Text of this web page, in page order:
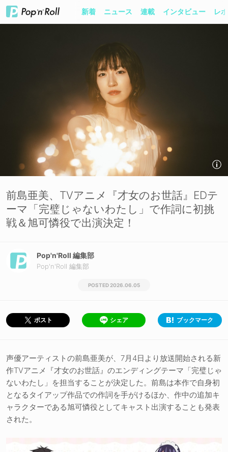
新着 ニュース 連載 インタビュー レ
前島亜美、TVアニメ『才女のお世話』EDテ
ーマ「完璧じゃないわたし」で作詞に初挑
戦＆旭可憐役で出演決定！
Pop'n'Roll 編集部
Pop'n'Roll 編集部
2026.06.05
ポスト シェア ブックマーク
声優アーティストの前島亜美が、7月4日より放送開始される新
作TVアニメ『才女のお世話』のエンディングテーマ「完璧じゃ
ないわたし」を担当することが決定した。前島は本作で自身初
となるタイアップ作品での作詞を手がけるほか、作中の追加キ
ャラクターである旭可憐役としてキャスト出演することも発表
された。